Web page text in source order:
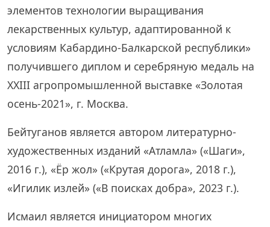
элементов технологии выращивания
лекарственных культур, адаптированной к
условиям Кабардино-Балкарской республики»
получившего диплом и серебряную медаль на
XXIII агропромышленной выставке «Золотая
осень-2021», г. Москва.
Бейтуганов является автором литературно-
художественных изданий «Атламла» («Шаги»,
2016 г.), «Ёр жол» («Крутая дорога», 2018 г.),
«Игилик излей» («В поисках добра», 2023 г.).
Исмаил является инициатором многих